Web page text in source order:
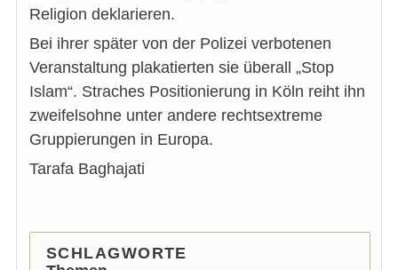
Religion deklarieren.
Bei ihrer später von der Polizei verbotenen
Veranstaltung plakatierten sie überall „Stop
Islam“. Straches Positionierung in Köln reiht ihn
zweifelsohne unter andere rechtsextreme
Gruppierungen in Europa.
Tarafa Baghajati
SCHLAGWORTE